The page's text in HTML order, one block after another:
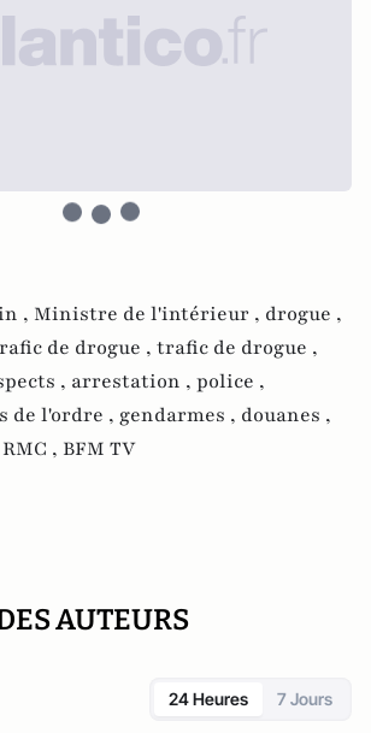
, Ministre de l'intérieur , drogue ,
de drogue , trafic de drogue ,
, arrestation , police ,
de l'ordre , gendarmes , douanes ,
RMC , BFM TV
AUTEURS
24 Heures 7 Jours